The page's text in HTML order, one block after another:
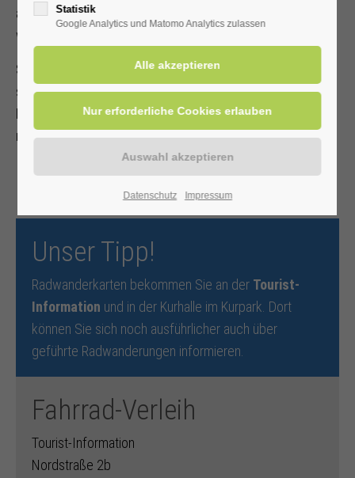
ausgeschilderter Radwanderrouten bekannt ist. Die
weitgehend ebene Landschaft bietet Rad-Vergnügen pur.
Saftige grüne Wiesen, bunte Blütenmeere, wogende Ähren,
schattige Wälder, beschauliche Flussläufe, traditionelles
Fachwerk, westfälisches Flair und viele Überraschungen
möchten immer wieder neu entdeckt werden.
Unser Tipp!
Radwanderkarten bekommen Sie an der Tourist-
Information und in der Kurhalle im Kurpark. Dort
können Sie sich noch ausführlicher auch über
geführte Radwanderungen informieren.
Fahrrad-Verleih
Tourist-Information
Nordstraße 2b
Statistik
Google Analytics und Matomo Analytics zulassen
Datenschutz Impressum